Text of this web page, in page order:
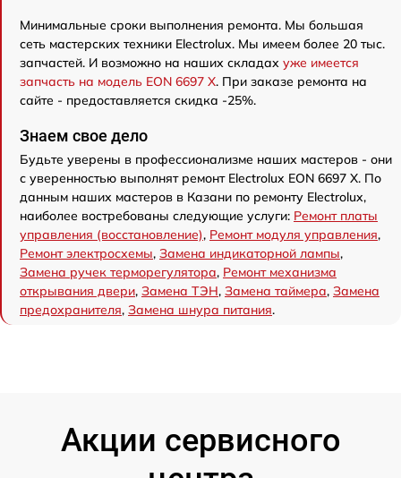
Минимальные сроки выполнения ремонта. Мы большая
сеть мастерских техники Electrolux. Мы имеем более 20 тыс.
запчастей. И возможно на наших складах уже имеется
запчасть на модель EON 6697 X. При заказе ремонта на
сайте - предоставляется скидка -25%.
Знаем свое дело
Будьте уверены в профессионализме наших мастеров - они
с уверенностью выполнят ремонт Electrolux EON 6697 X. По
данным наших мастеров в Казани по ремонту Electrolux,
наиболее востребованы следующие услуги: Ремонт платы
управления (восстановление), Ремонт модуля управления,
Ремонт электросхемы, Замена индикаторной лампы,
Замена ручек терморегулятора, Ремонт механизма
открывания двери, Замена ТЭН, Замена таймера, Замена
предохранителя, Замена шнура питания.
Акции сервисного